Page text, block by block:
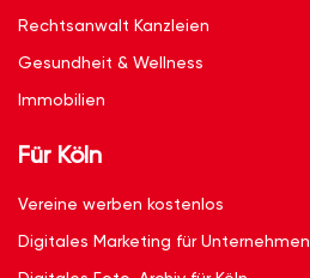
Rechtsanwalt Kanzleien
Gesundheit & Wellness
Immobilien
Für Köln
Vereine werben kostenlos
Digitales Marketing für Unternehmen